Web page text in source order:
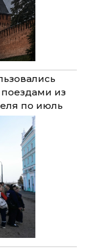
из
по июль